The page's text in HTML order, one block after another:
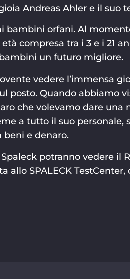
Andreas Ahler e il suo
bambini orfani. Al
compresa tra i 3 e i 21
un futuro migliore.
vedere l’immensa
posto. Quando abbiamo
che volevamo dare
a tutto il suo personale,
e denaro.
potranno vedere il
allo SPALECK